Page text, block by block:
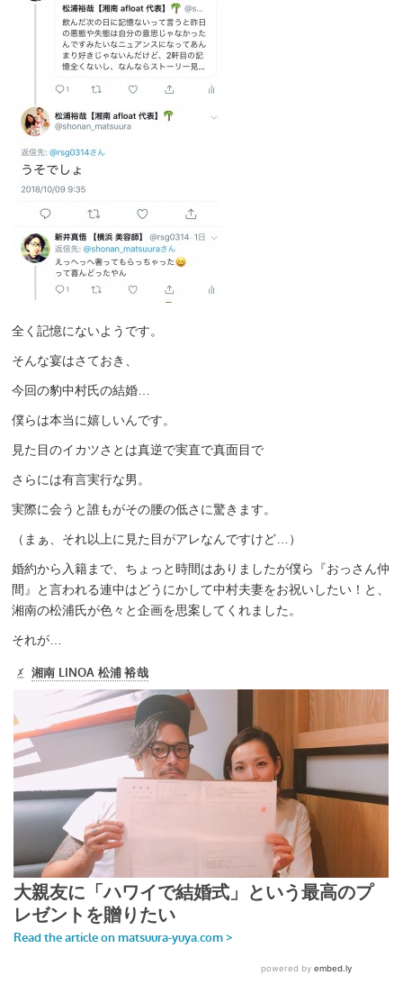
全く記憶にないようです。
そんな宴はさておき、
今回の豹中村氏の結婚…
僕らは本当に嬉しいんです。
見た目のイカツさとは真逆で実直で真面目で
さらには有言実行な男。
実際に会うと誰もがその腰の低さに驚きます。
（まぁ、それ以上に見た目がアレなんですけど…）
婚約から入籍まで、ちょっと時間はありましたが僕ら『おっさん仲
間』と言われる連中はどうにかして中村夫妻をお祝いしたい！と、
湘南の松浦氏が色々と企画を思案してくれました。
それが…